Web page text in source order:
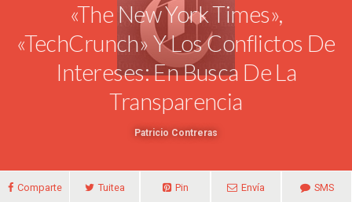
«The New York Times»,
«TechCrunch» Y Los Conflictos De
Intereses: En Busca De La
Transparencia
Patricio Contreras
Comparte Tuitea Pin Envía SMS